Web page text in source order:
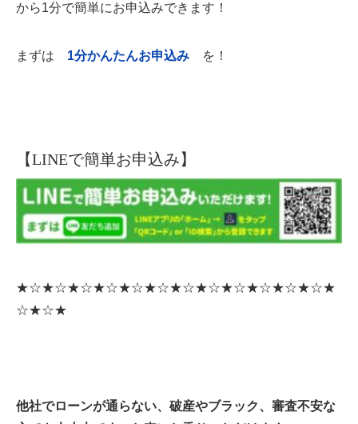
から1分で簡単にお申込みできます！
まずは 1分かんたんお申込み を！
【LINEで簡単お申込み】
★☆★☆★☆★☆★☆★☆★☆★☆★☆★☆★☆★☆★
☆★☆★
他社でローンが通らない、破産やブラック、審査不安な